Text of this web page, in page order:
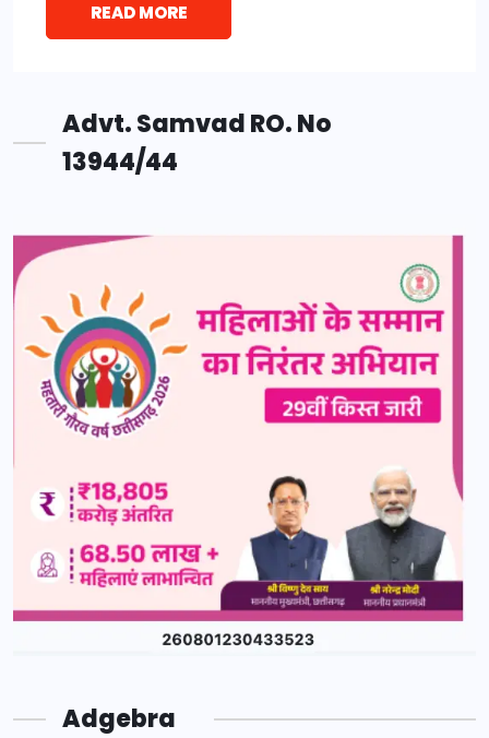
READ MORE
Advt. Samvad RO. No
13944/44
Adgebra